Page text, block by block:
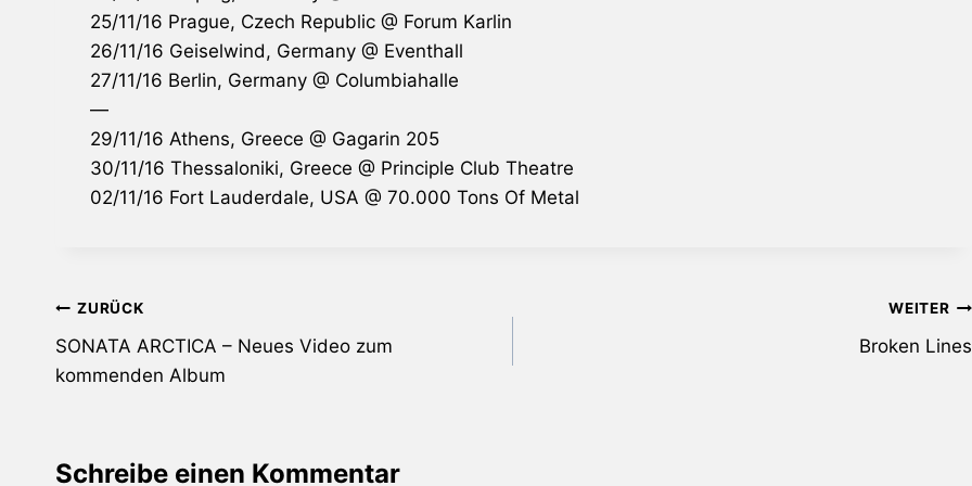
25/11/16 Prague, Czech Republic @ Forum Karlin
26/11/16 Geiselwind, Germany @ Eventhall
27/11/16 Berlin, Germany @ Columbiahalle
—
29/11/16 Athens, Greece @ Gagarin 205
30/11/16 Thessaloniki, Greece @ Principle Club Theatre
02/11/16 Fort Lauderdale, USA @ 70.000 Tons Of Metal
Beitragsnavigation
ZURÜCK
SONATA ARCTICA – Neues Video zum
kommenden Album
WEITER
Broken Lines
Schreibe einen Kommentar